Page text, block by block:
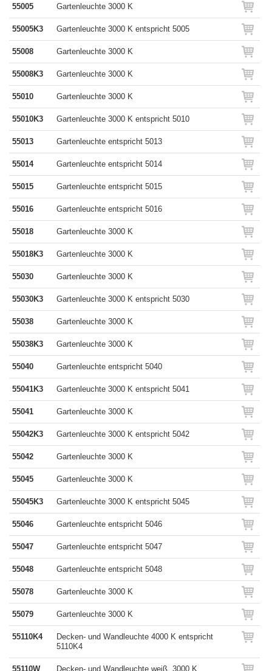
55005 Gartenleuchte 3000 K
55005K3 Gartenleuchte 3000 K entspricht 5005
55008 Gartenleuchte 3000 K
55008K3 Gartenleuchte 3000 K
55010 Gartenleuchte 3000 K
55010K3 Gartenleuchte 3000 K entspricht 5010
55013 Gartenleuchte entspricht 5013
55014 Gartenleuchte entspricht 5014
55015 Gartenleuchte entspricht 5015
55016 Gartenleuchte entspricht 5016
55018 Gartenleuchte 3000 K
55018K3 Gartenleuchte 3000 K
55030 Gartenleuchte 3000 K
55030K3 Gartenleuchte 3000 K entspricht 5030
55038 Gartenleuchte 3000 K
55038K3 Gartenleuchte 3000 K
55040 Gartenleuchte entspricht 5040
55041K3 Gartenleuchte 3000 K entspricht 5041
55041 Gartenleuchte 3000 K
55042K3 Gartenleuchte 3000 K entspricht 5042
55042 Gartenleuchte 3000 K
55045 Gartenleuchte 3000 K
55045K3 Gartenleuchte 3000 K entspricht 5045
55046 Gartenleuchte entspricht 5046
55047 Gartenleuchte entspricht 5047
55048 Gartenleuchte entspricht 5048
55078 Gartenleuchte 3000 K
55079 Gartenleuchte 3000 K
55110K4
Decken- und Wandleuchte 4000 K entspricht
5110K4
55110W Decken- und Wandleuchte weiß, 3000 K